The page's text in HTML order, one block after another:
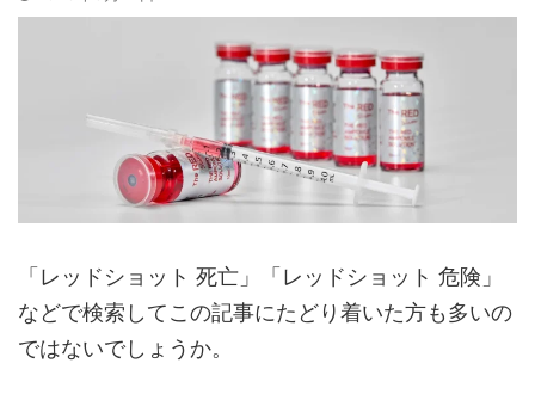
「レッドショット 死亡」「レッドショット 危険」
などで検索してこの記事にたどり着いた方も多いの
ではないでしょうか。